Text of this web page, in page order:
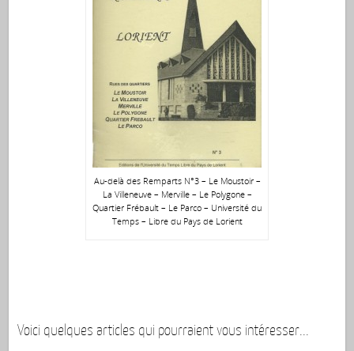
Au-delà des Remparts N°3 – Le Moustoir –
La Villeneuve – Merville – Le Polygone –
Quartier Frébault – Le Parco – Université du
Temps – Libre du Pays de Lorient
Voici quelques articles qui pourraient vous intéresser...